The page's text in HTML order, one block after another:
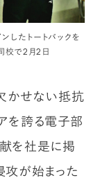
したトートバックを
校で2月2日
かせない抵抗
を誇る電子部
を社是に掲
攻が始まった